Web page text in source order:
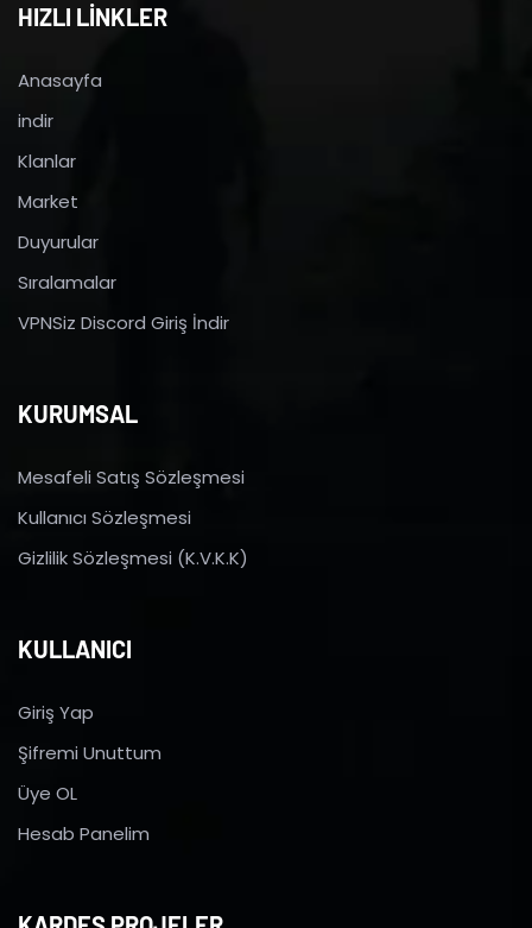
HIZLI LİNKLER
Anasayfa
indir
Klanlar
Market
Duyurular
Sıralamalar
VPNSiz Discord Giriş İndir
KURUMSAL
Mesafeli Satış Sözleşmesi
Kullanıcı Sözleşmesi
Gizlilik Sözleşmesi (K.V.K.K)
KULLANICI
Giriş Yap
Şifremi Unuttum
Üye OL
Hesab Panelim